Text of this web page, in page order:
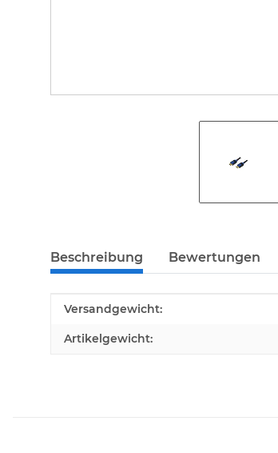
weitere Registerkarten anzeigen
Beschreibung Bewertungen
Produkteigenschaft
Wert
Versandgewicht:
Artikelgewicht: